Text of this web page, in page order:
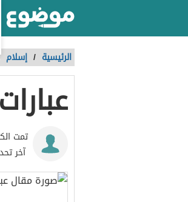
الرئيسية / إسلام
تمت
آخر